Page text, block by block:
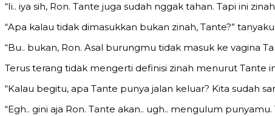
“Ii.. iya sih, Ron. Tante juga sudah nggak tahan. Tapi ini
“Apa kalau tidak dimasukkan bukan zinah, Tante?”
“Bu.. bukan, Ron. Asal burungmu tidak masuk ke vagina
Terus terang tidak mengerti definisi zinah menurut Tante
“Kalau begitu, apa Tante punya jalan keluar? Kita sudah
“Egh.. gini aja Ron. Tante akan.. ugh.. mengulum